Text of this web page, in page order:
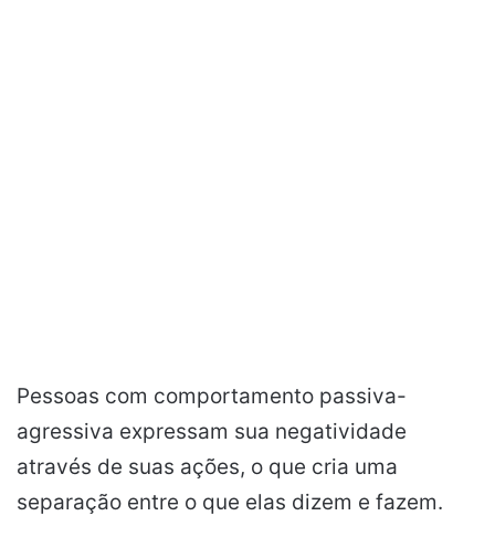
Pessoas com comportamento passiva-
agressiva expressam sua negatividade
através de suas ações, o que cria uma
separação entre o que elas dizem e fazem.